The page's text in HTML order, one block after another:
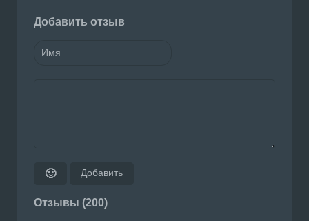
Добавить отзыв
🙂 Добавить
Отзывы (200)